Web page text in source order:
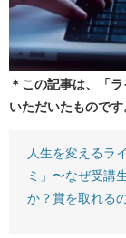
＊この記事は、「
いただいたものです
人生を変えるラ
ミ」〜なぜ受講
か？賞を取れる